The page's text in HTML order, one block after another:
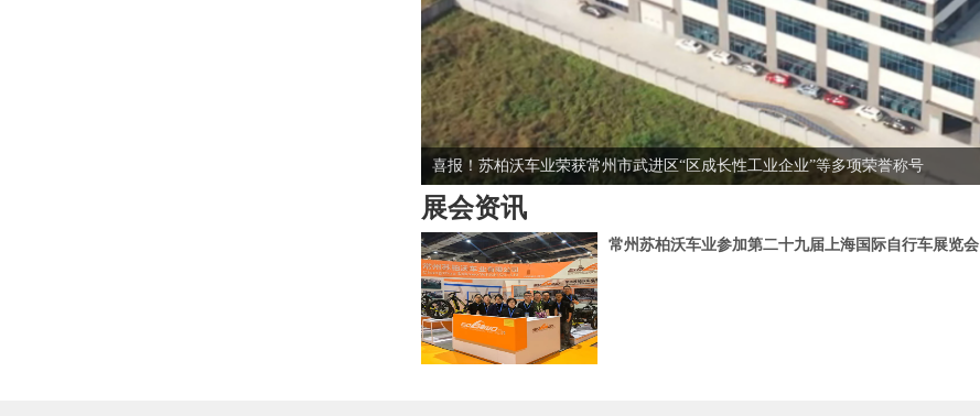
喜报！苏柏沃车业荣获常州市武进区“区成长性工业企业”等多项荣誉称号
展会资讯
常州苏柏沃车业参加第二十九届上海国际自行车展览会